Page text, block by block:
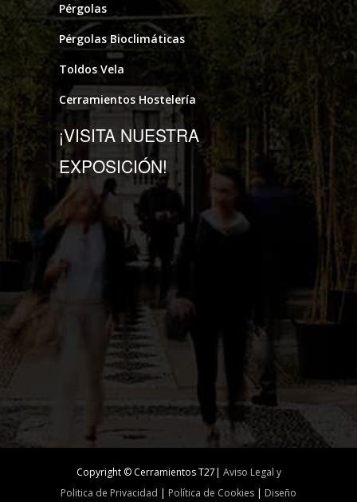
Pérgolas
Pérgolas Bioclimáticas
Toldos Vela
Cerramientos Hostelería
¡VISITA NUESTRA
EXPOSICIÓN!
Copyright © Cerramientos T27| Aviso Legal y
Politica de Privacidad | Política de Cookies | Diseño